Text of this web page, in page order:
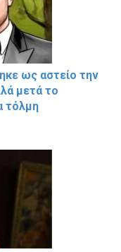
ως αστείο την
μετά το
τόλμη